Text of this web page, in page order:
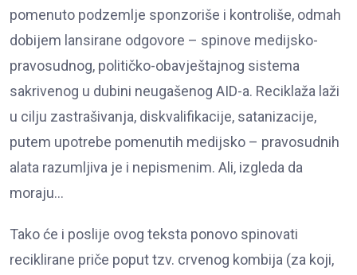
pomenuto podzemlje sponzoriše i kontroliše, odmah
dobijem lansirane odgovore – spinove medijsko-
pravosudnog, političko-obavještajnog sistema
sakrivenog u dubini neugašenog AID-a. Reciklaža laži
u cilju zastrašivanja, diskvalifikacije, satanizacije,
putem upotrebe pomenutih medijsko – pravosudnih
alata razumljiva je i nepismenim. Ali, izgleda da
moraju…
Tako će i poslije ovog teksta ponovo spinovati
reciklirane priče poput tzv. crvenog kombija (za koji,